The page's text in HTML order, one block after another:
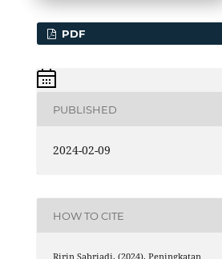
PDF
PUBLISHED
2024-02-09
HOW TO CITE